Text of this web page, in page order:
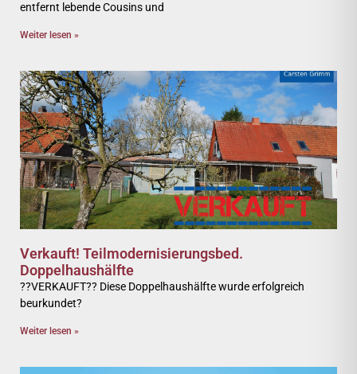
entfernt lebende Cousins und
Weiter lesen »
Verkauft! Teilmodernisierungsbed.
Doppelhaushälfte
??VERKAUFT?? Diese Doppelhaushälfte wurde erfolgreich
beurkundet?
Weiter lesen »